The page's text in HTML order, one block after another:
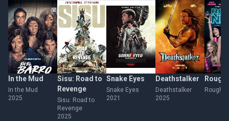
In the Mud
In the Mud
2025
Sisu: Road to
Revenge
Sisu: Road to
Revenge
2025
Snake Eyes
Snake Eyes
2021
Deathstalker
Deathstalker
2025
Rough